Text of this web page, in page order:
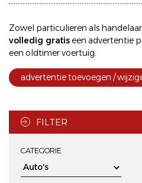
Zowel particulieren als
volledig gratis een advertentie
een oldtimer voertuig.
advertentie toevoegen /
FILTER
CATEGORIE